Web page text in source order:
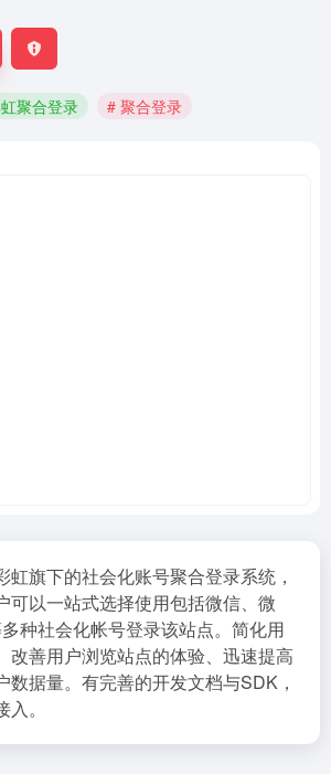
聚合登录 # 聚合登录
虹旗下的社会化账号聚合登录系统，
可以一站式选择使用包括微信、微
种社会化帐号登录该站点。简化用
改善用户浏览站点的体验、迅速提高
数据量。有完善的开发文档与SDK，
。